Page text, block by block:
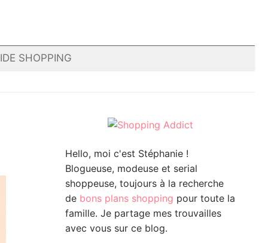
SHOPPING
Hello, moi c'est Stéphanie !
Blogueuse, modeuse et serial
shoppeuse, toujours à la recherche
de bons plans shopping pour toute la
famille. Je partage mes trouvailles
avec vous sur ce blog.